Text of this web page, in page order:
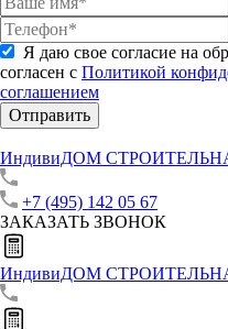
Я даю свое согласие на
согласен с Политикой
соглашением
Отправить
ИндивиДОМ
+7 (495) 142 05 67
ЗАКАЗАТЬ ЗВОНОК
ИндивиДОМ